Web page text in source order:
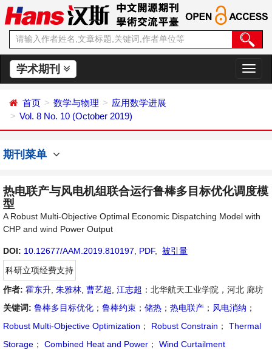
学术期刊
切
换
首页 数学与物理
应用数学进展
Vol. 8 No. 10 (October 2019)
期刊菜单
热电联产与风电机组联合运行鲁棒多目标优化调度模
型
A Robust Multi-Objective Optimal Economic Dispatching Model with
CHP and wind Power Output
DOI: 10.12677/AAM.2019.810197 PDF,
被引量
科研立项经费支持
作者: 霍东升 朱雅林 曹艺超 江志超 ：北华航天工业学院，河北 廊坊
关键词: 鲁棒多目标优化 ； 鲁棒约束 ； 储热 ； 热电联产 ； 风电消纳 ；
Robust Multi-Objective Optimization ； Robust Constrain ；
Thermal
Storage ； Combined Heat and Power ； Wind Curtailment